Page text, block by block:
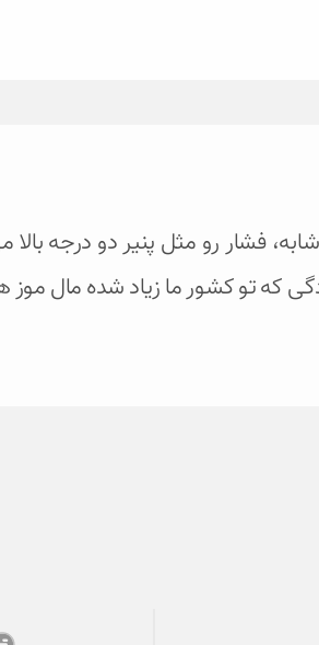
فشار رو مثل پنیر دو درجه بالا
که تو کشور ما زیاد شده مال